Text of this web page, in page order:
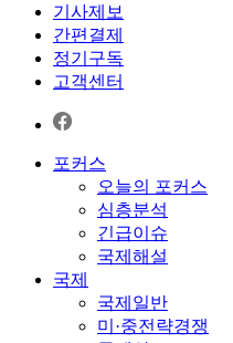
기사제보
간편결제
정기구독
고객센터
포커스
오늘의 포커스
심층분석
긴급이슈
국제해설
국제
국제일반
미·중전략경쟁